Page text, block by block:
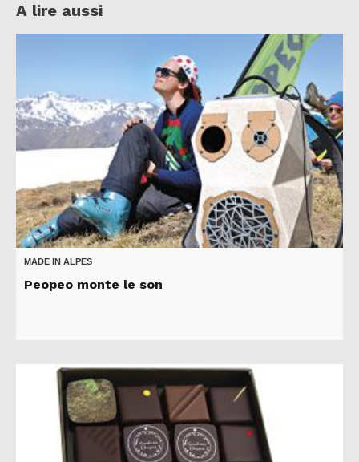
A lire aussi
MADE IN ALPES
Peopeo monte le son